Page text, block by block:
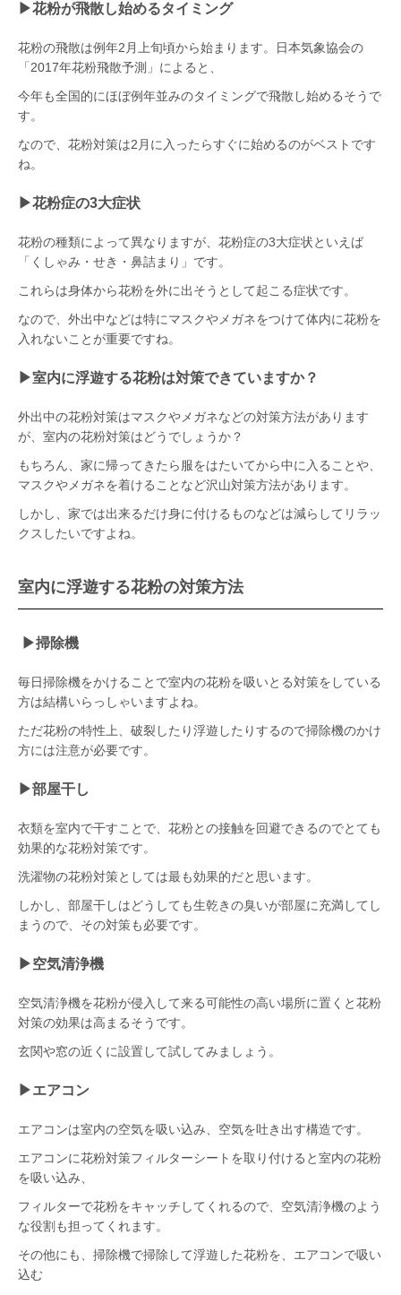
▶︎花粉が飛散し始めるタイミング
花粉の飛散は例年2月上旬頃から始まります。日本気象協会の
「2017年花粉飛散予測」によると、
今年も全国的にほぼ例年並みのタイミングで飛散し始めるそうで
す。
なので、花粉対策は2月に入ったらすぐに始めるのがベストです
ね。
▶︎花粉症の3大症状
花粉の種類によって異なりますが、花粉症の3大症状といえば
「くしゃみ・せき・鼻詰まり」です。
これらは身体から花粉を外に出そうとして起こる症状です。
なので、外出中などは特にマスクやメガネをつけて体内に花粉を
入れないことが重要ですね。
▶︎室内に浮遊する花粉は対策できていますか？
外出中の花粉対策はマスクやメガネなどの対策方法があります
が、室内の花粉対策はどうでしょうか？
もちろん、家に帰ってきたら服をはたいてから中に入ることや、
マスクやメガネを着けることなど沢山対策方法があります。
しかし、家では出来るだけ身に付けるものなどは減らしてリラッ
クスしたいですよね。
室内に浮遊する花粉の対策方法
▶︎掃除機
毎日掃除機をかけることで室内の花粉を吸いとる対策をしている
方は結構いらっしゃいますよね。
ただ花粉の特性上、破裂したり浮遊したりするので掃除機のかけ
方には注意が必要です。
▶︎部屋干し
衣類を室内で干すことで、花粉との接触を回避できるのでとても
効果的な花粉対策です。
洗濯物の花粉対策としては最も効果的だと思います。
しかし、部屋干しはどうしても生乾きの臭いが部屋に充満してし
まうので、その対策も必要です。
▶︎空気清浄機
空気清浄機を花粉が侵入して来る可能性の高い場所に置くと花粉
対策の効果は高まるそうです。
玄関や窓の近くに設置して試してみましょう。
▶︎エアコン
エアコンは室内の空気を吸い込み、空気を吐き出す構造です。
エアコンに花粉対策フィルターシートを取り付けると室内の花粉
を吸い込み、
フィルターで花粉をキャッチしてくれるので、空気清浄機のよう
な役割も担ってくれます。
その他にも、掃除機で掃除して浮遊した花粉を、エアコンで吸い
込む